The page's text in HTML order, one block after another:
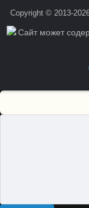
Copyright © 2013-